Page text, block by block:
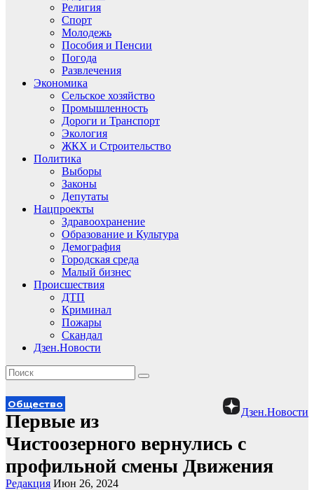
Религия
Спорт
Молодежь
Пособия и Пенсии
Погода
Развлечения
Экономика
Сельское хозяйство
Промышленность
Дороги и Транспорт
Экология
ЖКХ и Строительство
Политика
Выборы
Законы
Депутаты
Нацпроекты
Здравоохранение
Образование и Культура
Демография
Городская среда
Малый бизнес
Происшествия
ДТП
Криминал
Пожары
Скандал
Дзен.Новости
Дзен.Новости
Общество
Первые из
Чистоозерного вернулись с
профильной смены Движения
Редакция Июн 26, 2024